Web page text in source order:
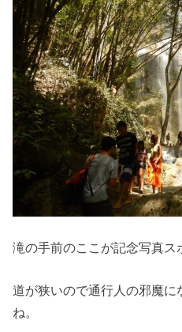
滝の手前のここが記念写真ス
道が狭いので通行人の邪魔
ね。